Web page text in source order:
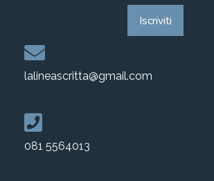
Iscriviti
lalineascritta@gmail.com
081 5564013